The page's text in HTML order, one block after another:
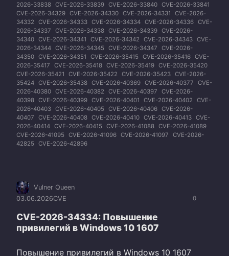
2026-33838 CVE-2026-33839 CVE-2026-33840 CVE-2026-33841
CVE-2026-34329 CVE-2026-34330 CVE-2026-34331
CVE-2026-
34332
CVE-2026-34333 CVE-2026-34334 CVE-2026-34336 CVE-
2026-34337
CVE-2026-34338 CVE-2026-34339 CVE-2026-
34340 CVE-2026-34341 CVE-2026-34342 CVE-2026-34343 CVE-
2026-34344 CVE-2026-34345 CVE-2026-34347
CVE-2026-
34350 CVE-2026-34351 CVE-2026-35415 CVE-2026-35416 CVE-
2026-35417
CVE-2026-35418 CVE-2026-35419 CVE-2026-35420
CVE-2026-35421
CVE-2026-35422 CVE-2026-35423 CVE-2026-
35424 CVE-2026-35438 CVE-2026-40369 CVE-2026-40377
CVE-
2026-40380 CVE-2026-40382 CVE-2026-40397
CVE-2026-
40398 CVE-2026-40399 CVE-2026-40401 CVE-2026-40402
CVE-
2026-40403 CVE-2026-40405 CVE-2026-40406 CVE-2026-
40407
CVE-2026-40408 CVE-2026-40410 CVE-2026-40413 CVE-
2026-40414 CVE-2026-40415 CVE-2026-41088 CVE-2026-41089
CVE-2026-41095
CVE-2026-41096 CVE-2026-41097
CVE-2026-
42825
CVE-2026-42896
0
Vulner Queen
03.06.2026CVE
CVE-2026-34334: Повышение
привилегий в Windows 10 1607
Повышение привилегий в Windows 10 1607